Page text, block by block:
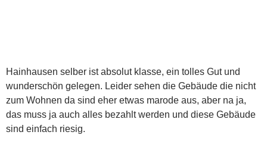
Hainhausen selber ist absolut klasse, ein tolles Gut und
wunderschön gelegen. Leider sehen die Gebäude die nicht
zum Wohnen da sind eher etwas marode aus, aber na ja,
das muss ja auch alles bezahlt werden und diese Gebäude
sind einfach riesig.